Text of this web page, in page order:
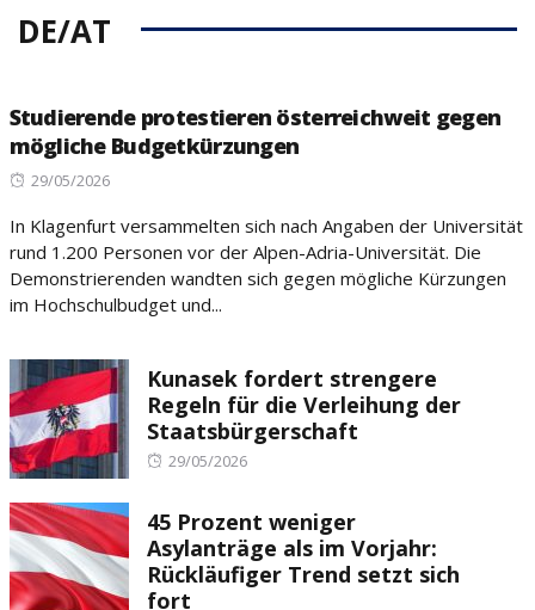
DE/AT
Studierende protestieren österreichweit gegen
mögliche Budgetkürzungen
Posted
29/05/2026
In Klagenfurt versammelten sich nach Angaben der Universität
rund 1.200 Personen vor der Alpen-Adria-Universität. Die
Demonstrierenden wandten sich gegen mögliche Kürzungen
im Hochschulbudget und...
Kunasek fordert strengere
Regeln für die Verleihung der
Staatsbürgerschaft
Posted
29/05/2026
45 Prozent weniger
Asylanträge als im Vorjahr:
Rückläufiger Trend setzt sich
fort